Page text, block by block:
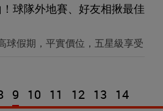
球隊外地賽、好友相揪最佳
球假期，平實價位，五星級享受
9 10 11 12 13 14